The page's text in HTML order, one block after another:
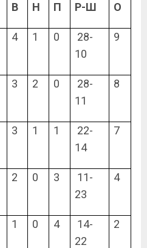
В Н П Р-Ш О
4 1 0
28-
10
9
3 2 0
28-
11
8
3 1 1
22-
14
7
2 0 3
11-
23
4
1 0 4
14-
22
2